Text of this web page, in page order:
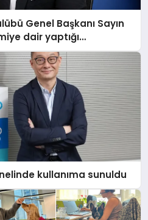
Genel Başkanı Sayın
dair yaptığı
kullanıma sunuldu